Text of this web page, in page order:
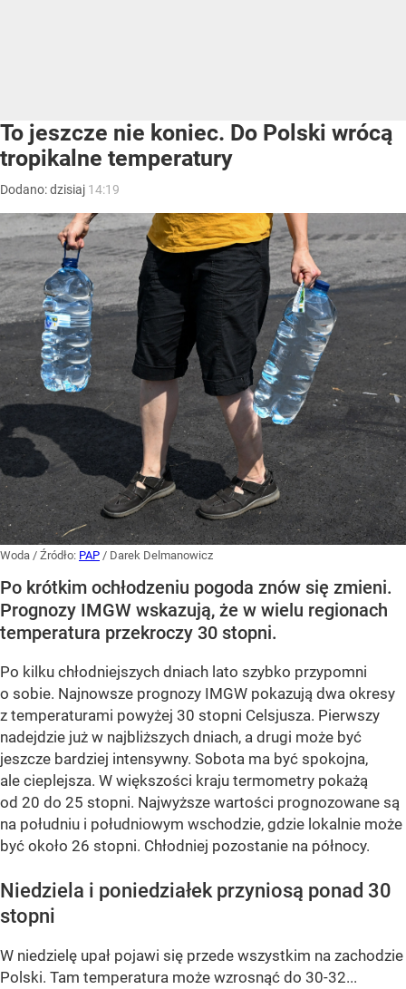
To jeszcze nie koniec. Do Polski wrócą
tropikalne temperatury
Dodano:dzisiaj 14:19
Woda / Źródło: PAP / Darek Delmanowicz
Po krótkim ochłodzeniu pogoda znów się zmieni.
Prognozy IMGW wskazują, że w wielu regionach
temperatura przekroczy 30 stopni.
Po kilku chłodniejszych dniach lato szybko przypomni
o sobie. Najnowsze prognozy IMGW pokazują dwa okresy
z temperaturami powyżej 30 stopni Celsjusza. Pierwszy
nadejdzie już w najbliższych dniach, a drugi może być
jeszcze bardziej intensywny. Sobota ma być spokojna,
ale cieplejsza. W większości kraju termometry pokażą
od 20 do 25 stopni. Najwyższe wartości prognozowane są
na południu i południowym wschodzie, gdzie lokalnie może
być około 26 stopni. Chłodniej pozostanie na północy.
Niedziela i poniedziałek przyniosą ponad 30
stopni
W niedzielę upał pojawi się przede wszystkim na zachodzie
Polski. Tam temperatura może wzrosnąć do 30-32...